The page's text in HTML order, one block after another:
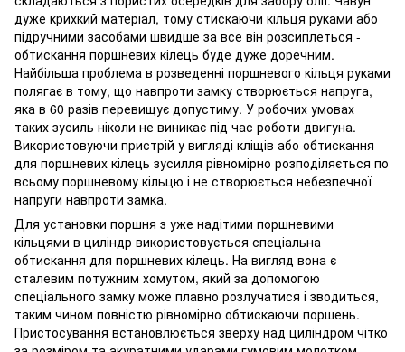
дуже крихкий матеріал, тому стискаючи кільця руками або
підручними засобами швидше за все він розсиплеться -
обтискання поршневих кілець буде дуже доречним.
Найбільша проблема в розведенні поршневого кільця руками
полягає в тому, що навпроти замку створюється напруга,
яка в 60 разів перевищує допустиму. У робочих умовах
таких зусиль ніколи не виникає під час роботи двигуна.
Використовуючи пристрій у вигляді кліщів або обтискання
для поршневих кілець зусилля рівномірно розподіляється по
всьому поршневому кільцю і не створюється небезпечної
напруги навпроти замка.
Для установки поршня з уже надітими поршневими
кільцями в циліндр використовується спеціальна
обтискання для поршневих кілець. На вигляд вона є
сталевим потужним хомутом, який за допомогою
спеціального замку може плавно розлучатися і зводиться,
таким чином повністю рівномірно обтискаючи поршень.
Пристосування встановлюється зверху над циліндром чітко